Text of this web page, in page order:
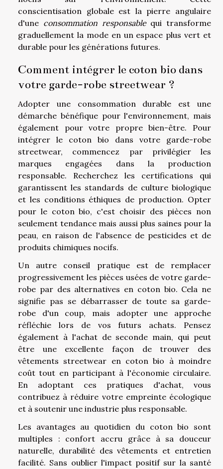
conscientisation globale est la pierre angulaire
d'une consommation responsablequi transforme
graduellement la mode en un espace plus vert et
durable pour les générations futures.
Comment intégrer le coton bio dans
votre garde-robe streetwear ?
Adopter une consommation durable est une
démarche bénéfique pour l'environnement, mais
également pour votre propre bien-être. Pour
intégrer le coton bio dans votre garde-robe
streetwear, commencez par privilégier les
marques engagées dans la production
responsable. Recherchez les certifications qui
garantissent les standards de culture biologique
et les conditions éthiques de production. Opter
pour le coton bio, c'est choisir des pièces non
seulement tendance mais aussi plus saines pour la
peau, en raison de l'absence de pesticides et de
produits chimiques nocifs.
Un autre conseil pratique est de remplacer
progressivement les pièces usées de votre garde-
robe par des alternatives en coton bio. Cela ne
signifie pas se débarrasser de toute sa garde-
robe d'un coup, mais adopter une approche
réfléchie lors de vos futurs achats. Pensez
également à l'achat de seconde main, qui peut
être une excellente façon de trouver des
vêtements streetwear en coton bio à moindre
coût tout en participant à l'économie circulaire.
En adoptant ces pratiques d'achat, vous
contribuez à réduire votre empreinte écologique
et à soutenir une industrie plus responsable.
Les avantages au quotidien du coton bio sont
multiples : confort accru grâce à sa douceur
naturelle, durabilité des vêtements et entretien
facilité. Sans oublier l'impact positif sur la santé